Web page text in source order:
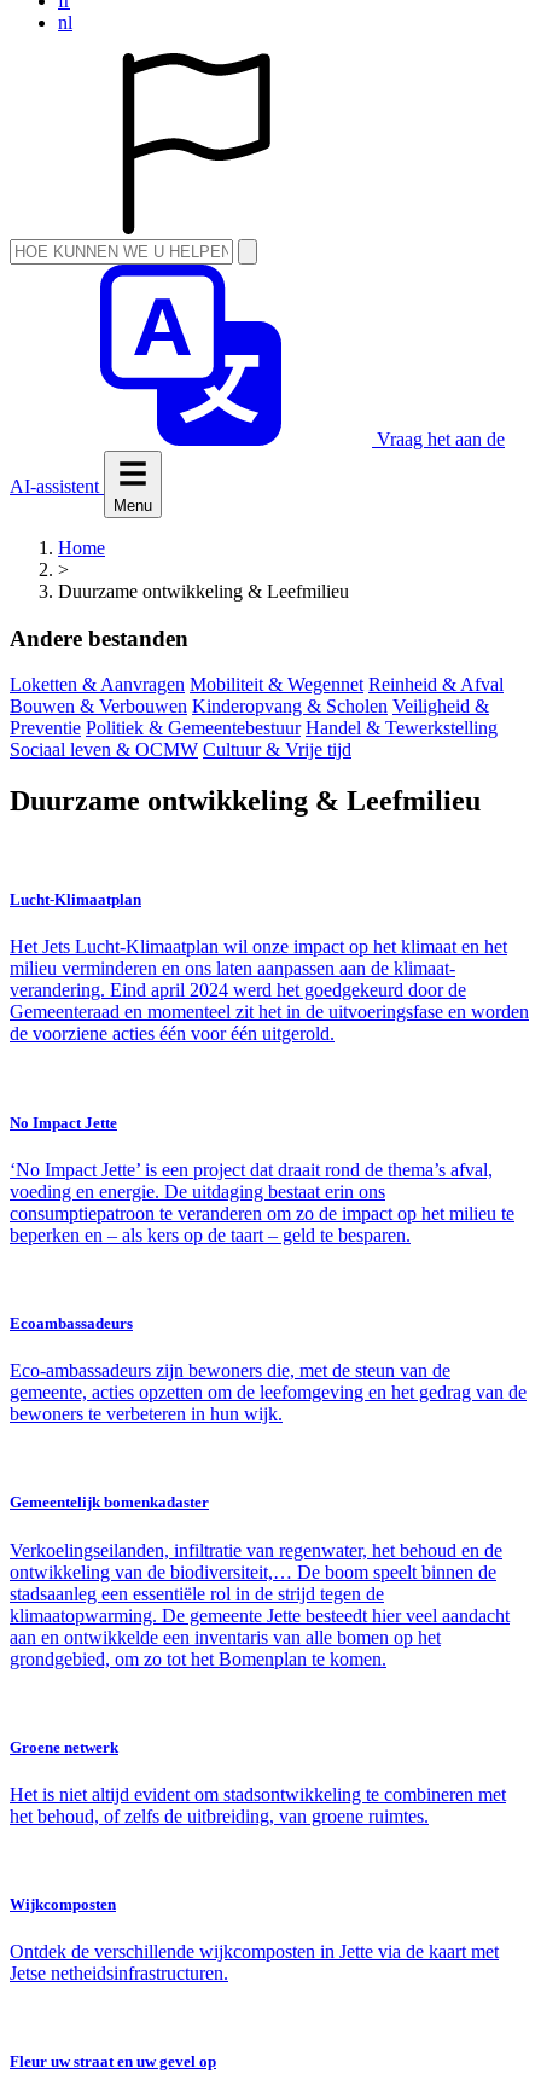
nl
Vraag het aan de
AI-assistent
Menu
Home
>
Duurzame ontwikkeling & Leefmilieu
Andere bestanden
Loketten & Aanvragen Mobiliteit & Wegennet Reinheid & Afval
Bouwen & Verbouwen Kinderopvang & Scholen Veiligheid &
Preventie Politiek & Gemeentebestuur Handel & Tewerkstelling
Sociaal leven & OCMW Cultuur & Vrije tijd
Duurzame ontwikkeling & Leefmilieu
Lucht-Klimaatplan
Het Jets Lucht-Klimaatplan wil onze impact op het klimaat en het
milieu verminderen en ons laten aanpassen aan de klimaat-
verandering. Eind april 2024 werd het goedgekeurd door de
Gemeenteraad en momenteel zit het in de uitvoeringsfase en worden
de voorziene acties één voor één uitgerold.
No Impact Jette
‘No Impact Jette’ is een project dat draait rond de thema’s afval,
voeding en energie. De uitdaging bestaat erin ons
consumptiepatroon te veranderen om zo de impact op het milieu te
beperken en – als kers op de taart – geld te besparen.
Ecoambassadeurs
Eco-ambassadeurs zijn bewoners die, met de steun van de
gemeente, acties opzetten om de leefomgeving en het gedrag van de
bewoners te verbeteren in hun wijk.
Gemeentelijk bomenkadaster
Verkoelingseilanden, infiltratie van regenwater, het behoud en de
ontwikkeling van de biodiversiteit,… De boom speelt binnen de
stadsaanleg een essentiële rol in de strijd tegen de
klimaatopwarming. De gemeente Jette besteedt hier veel aandacht
aan en ontwikkelde een inventaris van alle bomen op het
grondgebied, om zo tot het Bomenplan te komen.
Groene netwerk
Het is niet altijd evident om stadsontwikkeling te combineren met
het behoud, of zelfs de uitbreiding, van groene ruimtes.
Wijkcomposten
Ontdek de verschillende wijkcomposten in Jette via de kaart met
Jetse netheidsinfrastructuren.
Fleur uw straat en uw gevel op